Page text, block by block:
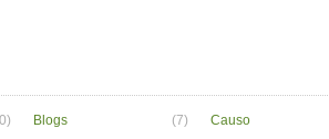
Blogs (7)
Causo